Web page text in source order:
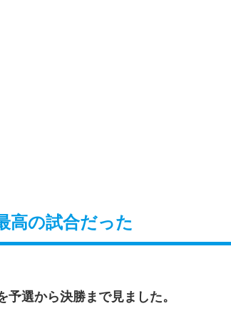
高の試合だった
予選から決勝まで見ました。